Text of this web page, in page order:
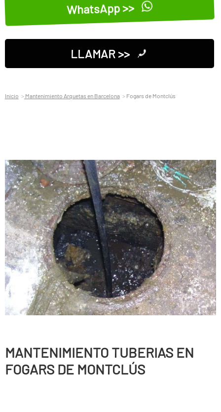
WhatsApp >>
LLAMAR >>
Inicio Mantenimiento Arquetas en Barcelona Fogars de Montclús
MANTENIMIENTO TUBERIAS EN
FOGARS DE MONTCLÚS